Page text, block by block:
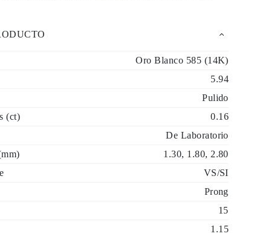
Oro Blanco 585 (14K)
5.94
Pulido
(ct)
0.16
De Laboratorio
1.30, 1.80, 2.80
VS/SI
Prong
15
1.15